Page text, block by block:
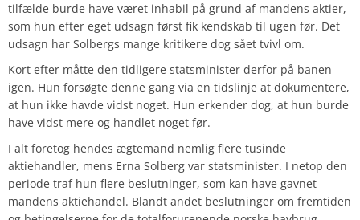
tilfælde burde have været inhabil på grund af mandens aktier,
som hun efter eget udsagn først fik kendskab til ugen før. Det
udsagn har Solbergs mange kritikere dog sået tvivl om.
Kort efter måtte den tidligere statsminister derfor på banen
igen. Hun forsøgte denne gang via en tidslinje at dokumentere,
at hun ikke havde vidst noget. Hun erkender dog, at hun burde
have vidst mere og handlet noget før.
I alt foretog hendes ægtemand nemlig flere tusinde
aktiehandler, mens Erna Solberg var statsminister. I netop den
periode traf hun flere beslutninger, som kan have gavnet
mandens aktiehandel. Blandt andet beslutninger om fremtiden